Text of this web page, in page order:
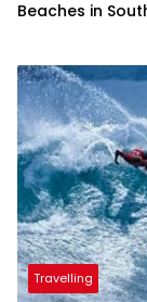
Beaches in
Travelling